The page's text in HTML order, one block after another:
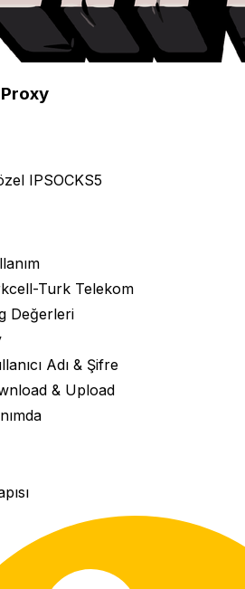
Proxy
IPSOCKS5
Turk Telekom
Değerleri
Adı & Şifre
& Upload